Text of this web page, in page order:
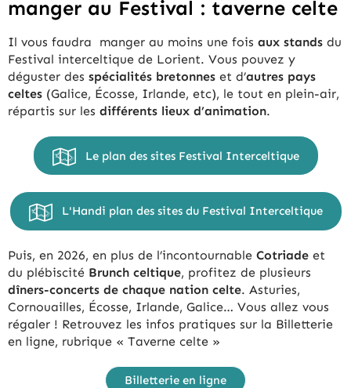
manger au Festival : taverne celte
Il vous faudra manger au moins une fois aux stands du
Festival interceltique de Lorient. Vous pouvez y
déguster des spécialités bretonnes et d’autres pays
celtes (Galice, Écosse, Irlande, etc), le tout en plein-air,
répartis sur les différents lieux d’animation.
Le plan des sites Festival Interceltique
L'Handi plan des sites du Festival Interceltique
Puis, en 2026, en plus de l’incontournable Cotriade et
du plébiscité Brunch celtique, profitez de plusieurs
dîners-concerts de chaque nation celte. Asturies,
Cornouailles, Écosse, Irlande, Galice… Vous allez vous
régaler ! Retrouvez les infos pratiques sur la Billetterie
en ligne, rubrique « Taverne celte »
Billetterie en ligne